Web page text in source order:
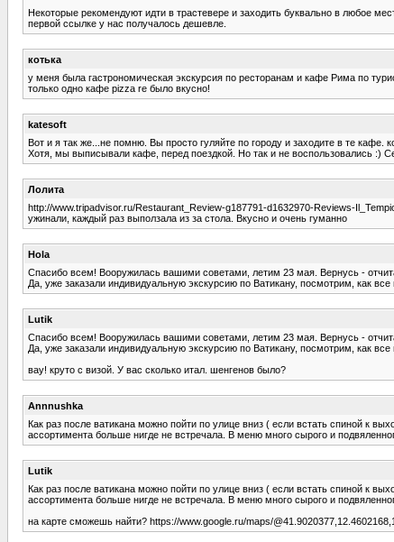
Некоторые рекомендуют идти в трастевере и заходить буквально в любое
первой ссылке у нас получалось дешевле.
котька
у меня была гастрономическая экскурсия по ресторанам и кафе Рима по
только одно кафе pizza re было вкусно!
katesoft
Вот и я так же...не помню. Вы просто гуляйте по городу и заходите в те кафе.
Хотя, мы выписывали кафе, перед поездкой. Но так и не воспользовались :)
Лолита
http://www.tripadvisor.ru/Restaurant_Review-g187791-d1632970-Reviews-
ужинали, каждый раз выползала из за стола. Вкусно и очень гуманно
Hola
Спасибо всем! Вооружилась вашими советами, летим 23 мая. Вернусь -
Да, уже заказали индивидуальную экскурсию по Ватикану, посмотрим, как все
Lutik
Спасибо всем! Вооружилась вашими советами, летим 23 мая. Вернусь -
Да, уже заказали индивидуальную экскурсию по Ватикану, посмотрим, как все
вау! круто с визой. У вас сколько итал. шенгенов было?
Annnushka
Как раз после ватикана можно пойти по улице вниз ( если встать спиной к
ассортимента больше нигде не встречала. В меню много сырого и
Lutik
Как раз после ватикана можно пойти по улице вниз ( если встать спиной к
ассортимента больше нигде не встречала. В меню много сырого и
на карте сможешь найти? https://www.google.ru/maps/